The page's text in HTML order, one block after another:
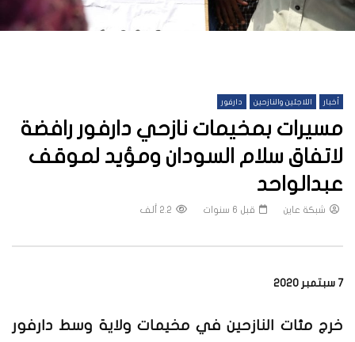
أخبار اللاجئين والنازحين دارفور
مسيرات بمخيمات نازحي دارفور رافضة
لاتفاق سلام السودان ومؤيد لموقف
عبدالواحد
شبكة عاين قبل 6 سنوات 2.2 ألف
7 سبتمبر 2020
خرج مئات النازحين في مخيمات ولاية وسط دارفور